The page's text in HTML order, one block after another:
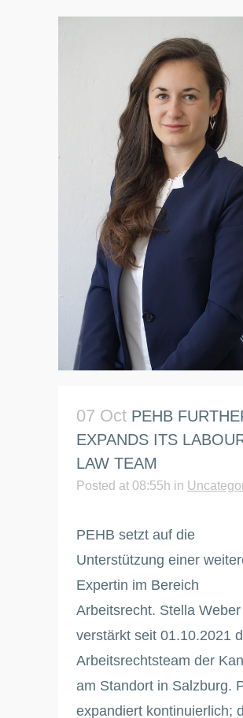
07 Oct PEHB
EXPANDS ITS
LAW TEAM
Posted at 08:55h in
PEHB setzt auf die
Unterstützung einer
Expertin im Bereich
Arbeitsrecht. Stella Weber
verstärkt seit 01.10.2021
Arbeitsrechtsteam der
am Standort in Salzburg.
expandiert kontinuierlich;